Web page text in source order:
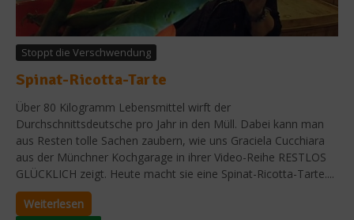
Stoppt die Verschwendung
Spinat-Ricotta-Tarte
Über 80 Kilogramm Lebensmittel wirft der
Durchschnittsdeutsche pro Jahr in den Müll. Dabei kann man
aus Resten tolle Sachen zaubern, wie uns Graciela Cucchiara
aus der Münchner Kochgarage in ihrer Video-Reihe RESTLOS
GLÜCKLICH zeigt. Heute macht sie eine Spinat-Ricotta-Tarte....
Weiterlesen